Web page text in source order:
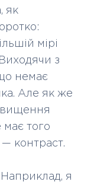
як
мірі
з
немає
Але як же
має того
— контраст.
я